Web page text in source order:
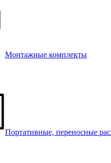
Монтажные комплекты
Портативные, переносные